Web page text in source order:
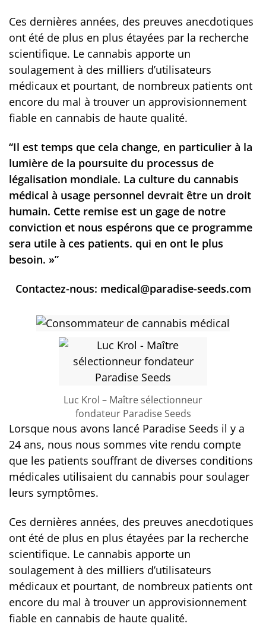
Ces dernières années, des preuves anecdotiques
ont été de plus en plus étayées par la recherche
scientifique. Le cannabis apporte un
soulagement à des milliers d’utilisateurs
médicaux et pourtant, de nombreux patients ont
encore du mal à trouver un approvisionnement
fiable en cannabis de haute qualité.
“Il est temps que cela change, en particulier à la
lumière de la poursuite du processus de
légalisation mondiale. La culture du cannabis
médical à usage personnel devrait être un droit
humain. Cette remise est un gage de notre
conviction et nous espérons que ce programme
sera utile à ces patients. qui en ont le plus
besoin. »”
Contactez-nous: medical@paradise-seeds.com
Luc Krol – Maître sélectionneur
fondateur Paradise Seeds
Lorsque nous avons lancé Paradise Seeds il y a
24 ans, nous nous sommes vite rendu compte
que les patients souffrant de diverses conditions
médicales utilisaient du cannabis pour soulager
leurs symptômes.
Ces dernières années, des preuves anecdotiques
ont été de plus en plus étayées par la recherche
scientifique. Le cannabis apporte un
soulagement à des milliers d’utilisateurs
médicaux et pourtant, de nombreux patients ont
encore du mal à trouver un approvisionnement
fiable en cannabis de haute qualité.